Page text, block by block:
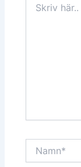
här..